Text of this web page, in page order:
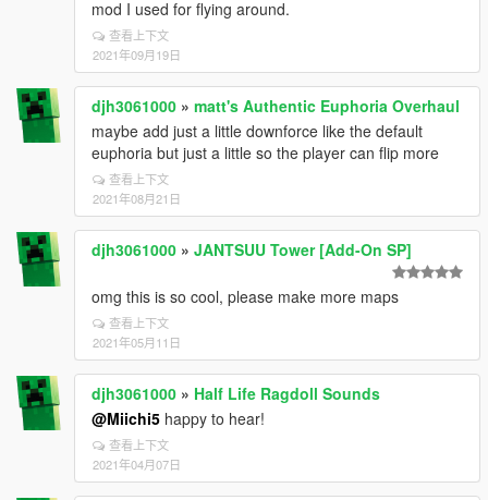
mod I used for flying around.
查看上下文
2021年09月19日
djh3061000 » matt's Authentic Euphoria Overhaul
maybe add just a little downforce like the default
euphoria but just a little so the player can flip more
查看上下文
2021年08月21日
djh3061000 » JANTSUU Tower [Add-On SP]
omg this is so cool, please make more maps
查看上下文
2021年05月11日
djh3061000 » Half Life Ragdoll Sounds
@Miichi5 happy to hear!
查看上下文
2021年04月07日